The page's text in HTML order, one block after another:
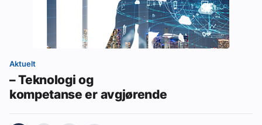
Aktuelt
– Teknologi og
kompetanse er avgjørende